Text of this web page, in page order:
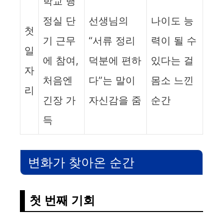
첫
일
자
리
정실 단
기 근무
에 참여,
처음엔
긴장 가
득
선생님의
“서류 정리
덕분에 편하
다”는 말이
자신감을 줌
나이도 능
력이 될 수
있다는 걸
몸소 느낀
순간
변화가 찾아온 순간
첫 번째 기회